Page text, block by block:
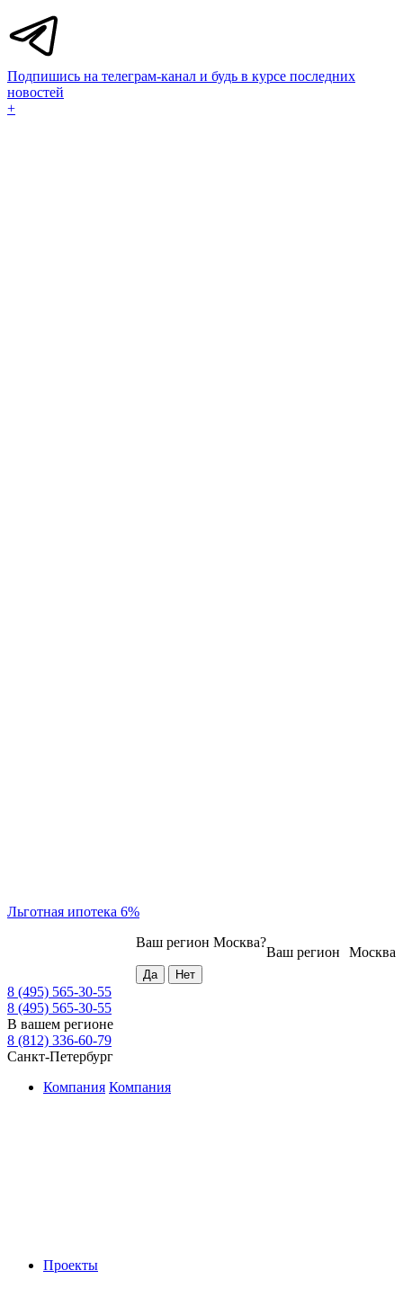
Подпишись на телеграм-канал и будь в курсе последних
новостей
+
Льготная ипотека 6%
Москва
Ваш регион
Ваш регион Москва?
8 (495) 565-30-55
8 (495) 565-30-55
В вашем регионе
8 (812) 336-60-79
Санкт-Петербург
Компания Компания
Проекты